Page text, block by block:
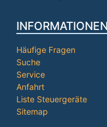
INFORMATIONEN
Häufige Fragen
Suche
Service
Anfahrt
Liste Steuergeräte
Sitemap